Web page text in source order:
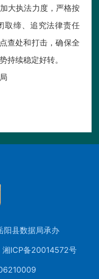
大执法力度，严格按
取缔、追究法律责任
查处和打击，确保全
持续稳定好转。
阳县数据局承办
湘ICP备20014572号